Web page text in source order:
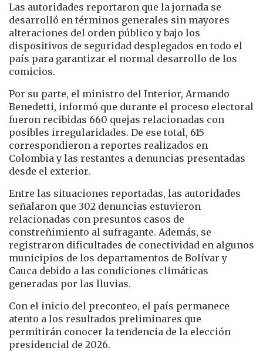
Las autoridades reportaron que la jornada se
desarrolló en términos generales sin mayores
alteraciones del orden público y bajo los
dispositivos de seguridad desplegados en todo el
país para garantizar el normal desarrollo de los
comicios.
Por su parte, el ministro del Interior, Armando
Benedetti, informó que durante el proceso electoral
fueron recibidas 660 quejas relacionadas con
posibles irregularidades. De ese total, 615
correspondieron a reportes realizados en
Colombia y las restantes a denuncias presentadas
desde el exterior.
Entre las situaciones reportadas, las autoridades
señalaron que 302 denuncias estuvieron
relacionadas con presuntos casos de
constreñimiento al sufragante. Además, se
registraron dificultades de conectividad en algunos
municipios de los departamentos de Bolívar y
Cauca debido a las condiciones climáticas
generadas por las lluvias.
Con el inicio del preconteo, el país permanece
atento a los resultados preliminares que
permitirán conocer la tendencia de la elección
presidencial de 2026.